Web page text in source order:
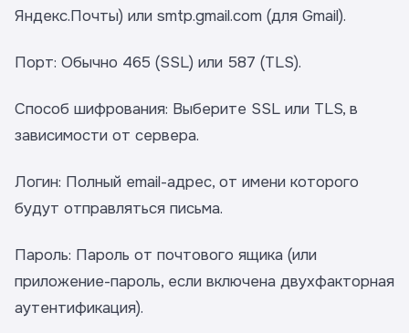
Яндекс.Почты) или smtp.gmail.com (для Gmail).
Порт: Обычно 465 (SSL) или 587 (TLS).
Способ шифрования: Выберите SSL или TLS, в
зависимости от сервера.
Логин: Полный email-адрес, от имени которого
будут отправляться письма.
Пароль: Пароль от почтового ящика (или
приложение-пароль, если включена двухфакторная
аутентификация).